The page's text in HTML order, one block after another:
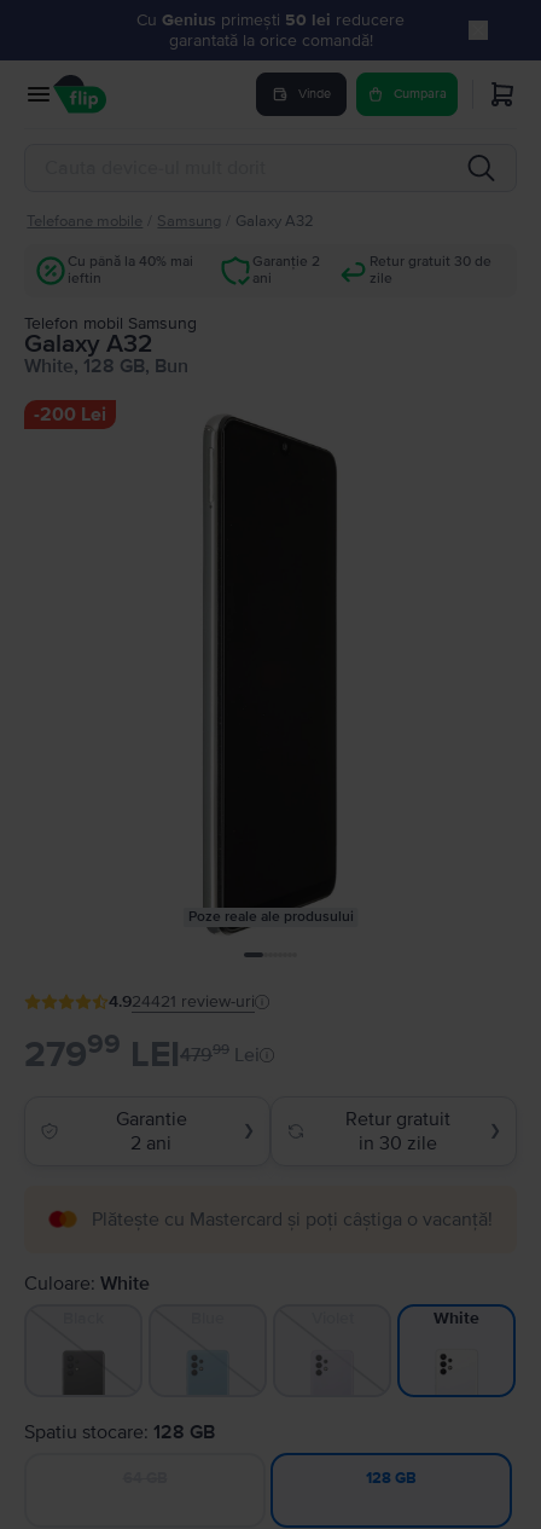
Cu Genius primești 50 lei reducere
garantată la orice comandă!
Vinde Cumpara
Telefoane mobile Samsung Galaxy A32
Cu până la 40% mai
ieftin
Garanție 2
ani
Retur gratuit 30 de
zile
Telefon mobil Samsung
Galaxy A32
White, 128 GB, Bun
-200 Lei
Poze reale ale produsului
4.924421 review-uri
27999 LEI47999 Lei
Garantie
2 ani
❯
Retur gratuit
in 30 zile
❯
Plătește cu Mastercard și poți câștiga o vacanță!
Culoare: White
White
Spatiu stocare: 128 GB
128 GB